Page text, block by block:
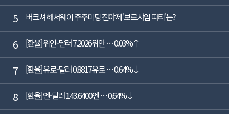
5 버크셔 해서웨이 주주미팅 전야제 '보르샤임 파티'는?
6 [환율] 위안-달러 7.2026위안 … 0.03%↑
7 [환율] 유로-달러 0.8817유로 … 0.64%↓
8 [환율] 엔-달러 143.6400엔 … 0.64%↓